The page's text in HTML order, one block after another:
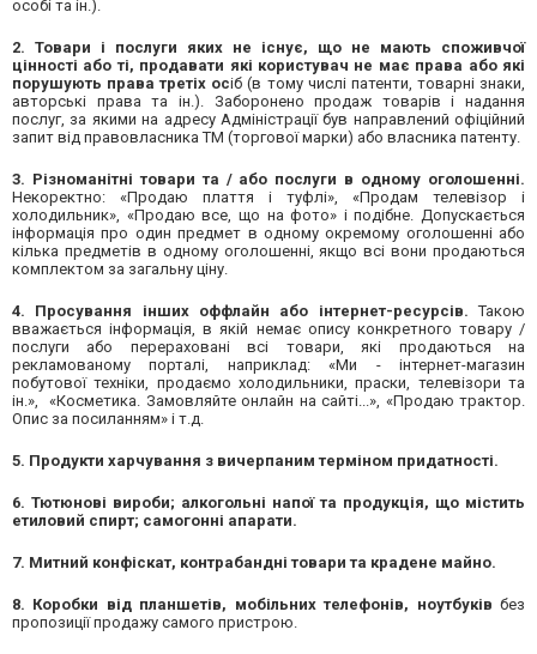
особі та ін.).
2. Товари і послуги яких не існує, що не мають споживчої
цінності або ті, продавати які користувач не має права або які
порушують права третіх осіб (в тому числі патенти, товарні знаки,
авторські права та ін.). Заборонено продаж товарів і надання
послуг, за якими на адресу Адміністрації був направлений офіційний
запит від правовласника ТМ (торгової марки) або власника патенту.
3. Різноманітні товари та / або послуги в одному оголошенні.
Некоректно: «Продаю плаття і туфлі», «Продам телевізор і
холодильник», «Продаю все, що на фото» і подібне. Допускається
інформація про один предмет в одному окремому оголошенні або
кілька предметів в одному оголошенні, якщо всі вони продаються
комплектом за загальну ціну.
4. Просування інших оффлайн або інтернет-ресурсів. Такою
вважається інформація, в якій немає опису конкретного товару /
послуги або перераховані всі товари, які продаються на
рекламованому порталі, наприклад: «Ми - інтернет-магазин
побутової техніки, продаємо холодильники, праски, телевізори та
ін.», «Косметика. Замовляйте онлайн на сайті...», «Продаю трактор.
Опис за посиланням» і т.д.
5. Продукти харчування з вичерпаним терміном придатності.
6. Тютюнові вироби; алкогольні напої та продукція, що містить
етиловий спирт; самогонні апарати.
7. Митний конфіскат, контрабандні товари та крадене майно.
8. Коробки від планшетів, мобільних телефонів, ноутбуків без
пропозиції продажу самого пристрою.